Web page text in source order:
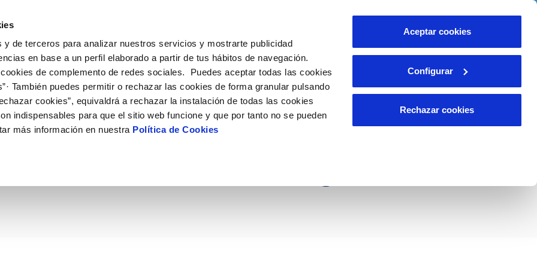
y de terceros para analizar nuestros servicios y mostrarte publicidad
en base a un perfil elaborado a partir de tus hábitos de navegación.
de complemento de redes sociales. Puedes aceptar todas las cookies
También puedes permitir o rechazar las cookies de forma granular pulsando
cookies”, equivaldrá a rechazar la instalación de todas las cookies
indispensables para que el sitio web funcione y que por tanto no se pueden
más información en nuestra Política de Cookies
Aceptar cookies
Configurar
Rechazar cookies
holder change
connection
CHANGES TO DETAILS
Update bank details
Update date address details
INCIDENTS
Report a possible fraud
Your Service
SERVICES
in your area
Work and Incidents
SERVICE COMMITMENT
Customer Counsel
Service regulations
Your Water
WATER CARE
Water-saving tips
About Us
SYSTEMS AND
Our Commitments
uno de los mayores talentos
canaria, Iván Rodríguez.